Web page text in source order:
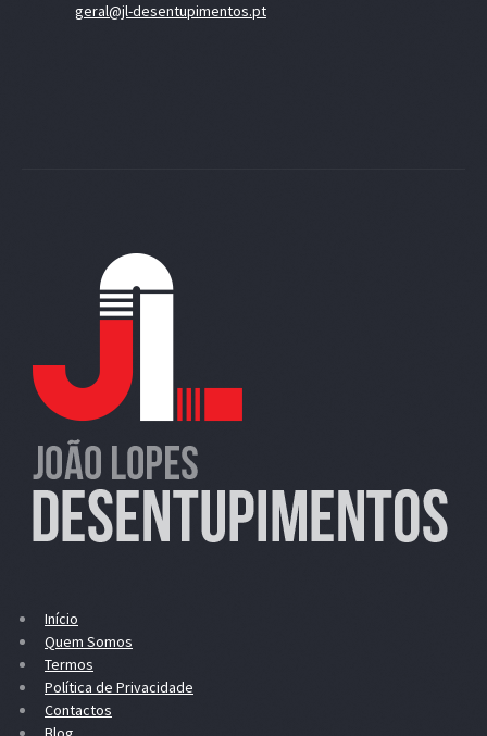
geral@jl-desentupimentos.pt
Início
Quem Somos
Termos
Política de Privacidade
Contactos